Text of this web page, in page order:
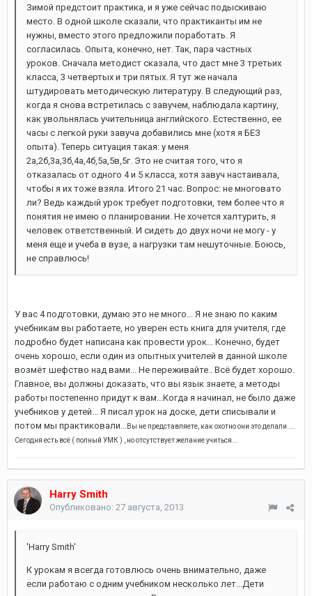
Зимой предстоит практика, и я уже сейчас подыскиваю
место. В одной школе сказали, что практиканты им не
нужны, вместо этого предложили поработать. Я
согласилась. Опыта, конечно, нет. Так, пара частных
уроков. Сначала методист сказала, что даст мне 3 третьих
класса, 3 четвертых и три пятых. Я тут же начала
штудировать методическую литературу. В следующий раз,
когда я снова встретилась с завучем, наблюдала картину,
как увольнялась учительница английского. Естественно, ее
часы с легкой руки завуча добавились мне (хотя я БЕЗ
опыта). Теперь ситуация такая: у меня
2а,2б,3а,3б,4а,4б,5а,5в,5г. Это не считая того, что я
отказалась от одного 4 и 5 класса, хотя завуч настаивала,
чтобы я их тоже взяла. Итого 21 час. Вопрос: не многовато
ли? Ведь каждый урок требует подготовки, тем более что я
понятия не имею о планировании. Не хочется халтурить, я
человек ответственный. И сидеть до двух ночи не могу - у
меня еще и учеба в вузе, а нагрузки там нешуточные. Боюсь,
не справлюсь!
У вас 4 подготовки, думаю это не много... Я не знаю по каким
учебникам вы работаете, но уверен есть книга для учителя, где
подробно будет написана как провести урок... Конечно, будет
очень хорошо, если один из опытных учителей в данной школе
возмёт шефство над вами... Не переживайте.. Всё будет хорошо.
Главное, вы должны доказать, что вы язык знаете, а методы
работы постепенно придут к вам...Когда я начинал, не было даже
учебников у детей... Я писал урок на доске, дети списывали и
потом мы практиковали...Вы не представляете, как охотно они это делали....
Сегодня есть всё ( полный УМК ) , но отсутствует желание учиться...
Harry Smith
Опубликовано: 27 августа, 2013
'Harry Smith'
К урокам я всегда готовлюсь очень внимательно, даже
если работаю с одним учебником несколько лет...Дети